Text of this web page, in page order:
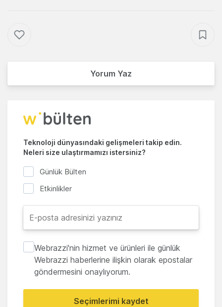
Yorum Yaz
Teknoloji dünyasındaki gelişmeleri takip edin.
Neleri size ulaştırmamızı istersiniz?
Günlük Bülten
Etkinlikler
Webrazzi'nin hizmet ve ürünleri ile günlük
Webrazzi haberlerine ilişkin olarak epostalar
göndermesini onaylıyorum.
Seçimlerimi kaydet